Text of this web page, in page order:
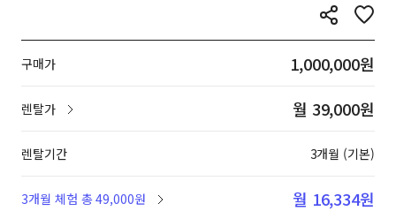
구매가 1,000,000원
렌탈가 월 39,000원
렌탈기간 3개월 (기본)
3개월 체험 총 49,000원 월 16,334원